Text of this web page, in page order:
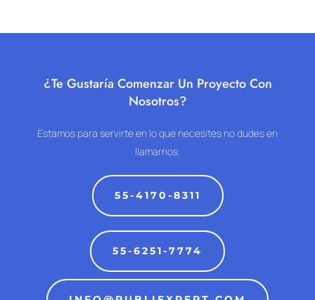
¿Te Gustaría Comenzar Un Proyecto Con
Nosotros?
Estamos para servirte en lo que necesites no dudes en
llamarnos.
55-4170-8311
55-6251-7774